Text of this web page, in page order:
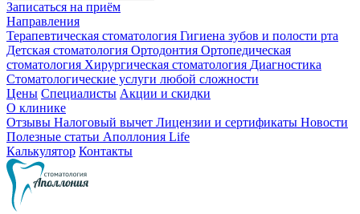
Записаться на приём
Направления
Терапевтическая стоматология Гигиена зубов и полости рта
Детская стоматология Ортодонтия Ортопедическая
стоматология Хирургическая стоматология Диагностика
Стоматологические услуги любой сложности
Цены Специалисты Акции и скидки
О клинике
Отзывы Налоговый вычет Лицензии и сертификаты Новости
Полезные статьи Аполлония Life
Калькулятор Контакты